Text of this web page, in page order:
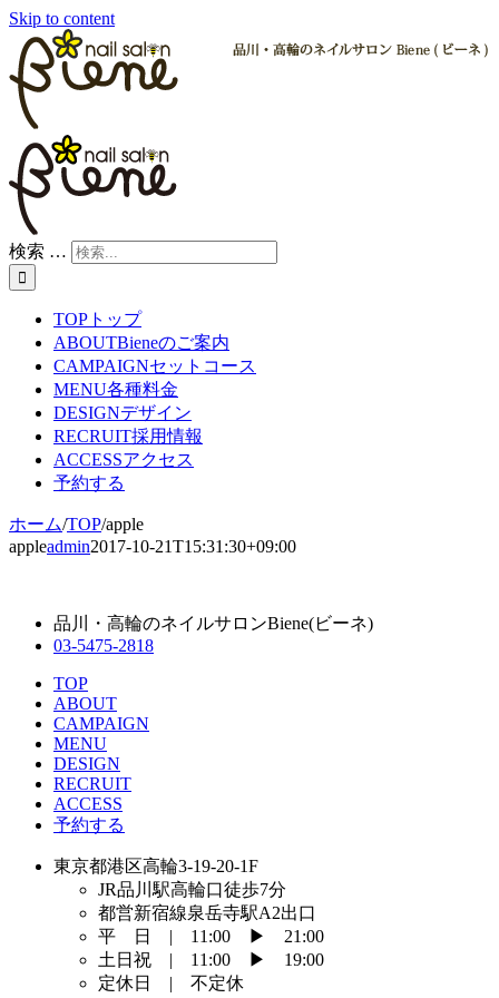
Skip to content
検索 …
TOP トップ
ABOUTBieneのご案内
CAMPAIGNセットコース
MENU各種料金
DESIGNデザイン
RECRUIT採用情報
ACCESSアクセス
予約する
ホーム/TOP/apple
appleadmin2017-10-21T15:31:30+09:00
品川・高輪のネイルサロンBiene(ビーネ)
03-5475-2818
TOP
ABOUT
CAMPAIGN
MENU
DESIGN
RECRUIT
ACCESS
予約する
東京都港区高輪3-19-20-1F
JR品川駅高輪口徒歩7分
都営新宿線泉岳寺駅A2出口
平 日 | 11:00 ▶︎ 21:00
土日祝 | 11:00 ▶︎ 19:00
定休日 | 不定休